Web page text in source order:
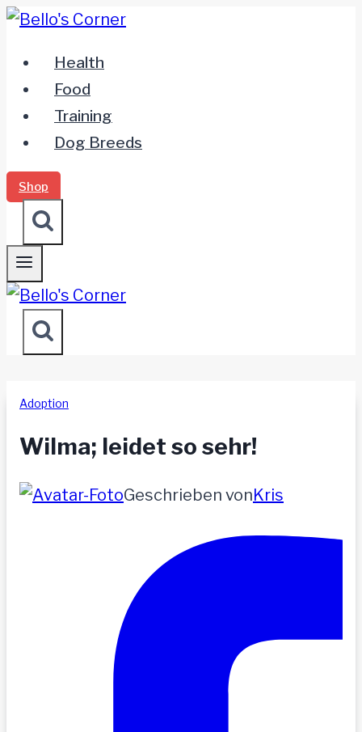
Zum
springenHealth
Food
Training
Dog Breeds
Shop
Adoption
Wilma; leidet so sehr!
Geschrieben vonKris